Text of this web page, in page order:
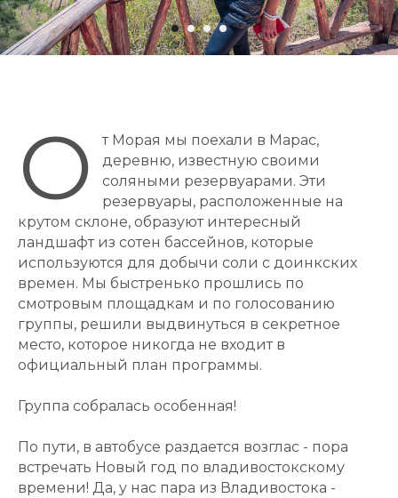
О
т Морая мы поехали в Марас,
деревню, известную своими
соляными резервуарами. Эти
резервуары, расположенные на
крутом склоне, образуют интересный
ландшафт из сотен бассейнов, которые
используются для добычи соли с доинкских
времен. Мы быстренько прошлись по
смотровым площадкам и по голосованию
группы, решили выдвинуться в секретное
место, которое никогда не входит в
официальный план программы.
Группа собралась особенная!
По пути, в автобусе раздается возглас - пора
встречать Новый год по владивостокскому
времени! Да, у нас пара из Владивостока -